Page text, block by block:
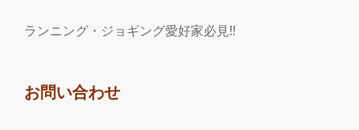
ランニング・ジョギング愛好家必見!!
お問い合わせ